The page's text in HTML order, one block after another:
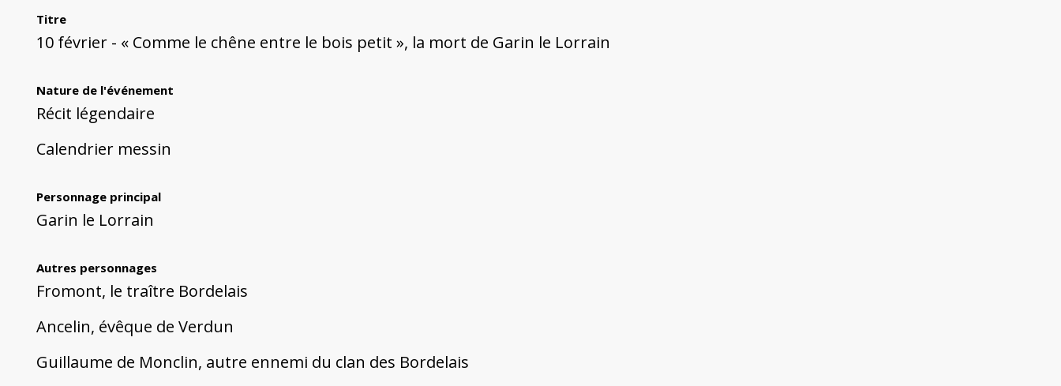
Titre
10 février - « Comme le chêne entre le bois petit », la mort de Garin le Lorrain
Nature de l'événement
Récit légendaire
Calendrier messin
Personnage principal
Garin le Lorrain
Autres personnages
Fromont, le traître Bordelais
Ancelin, évêque de Verdun
Guillaume de Monclin, autre ennemi du clan des Bordelais